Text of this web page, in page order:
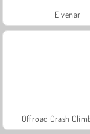
Elvenar
Offroad Crash